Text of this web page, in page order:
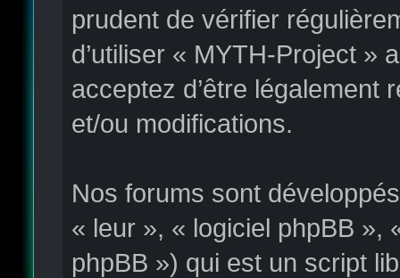
prudent de vérifier
d’utiliser « MYTH-Project »
acceptez d’être légalement
et/ou modifications.
Nos forums sont
« leur », « logiciel phpBB »,
phpBB ») qui est un script